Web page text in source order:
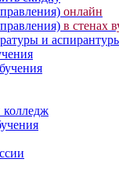
онлайн
в стенах
и
колледж